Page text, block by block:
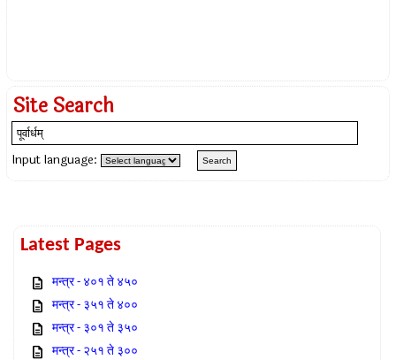
Site Search
Input language:
Latest Pages
मन्त्र - ४०१ ते ४५०
मन्त्र - ३५१ ते ४००
मन्त्र - ३०१ ते ३५०
मन्त्र - २५१ ते ३००